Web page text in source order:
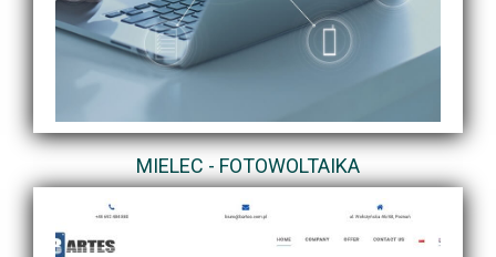
MIELEC - FOTOWOLTAIKA